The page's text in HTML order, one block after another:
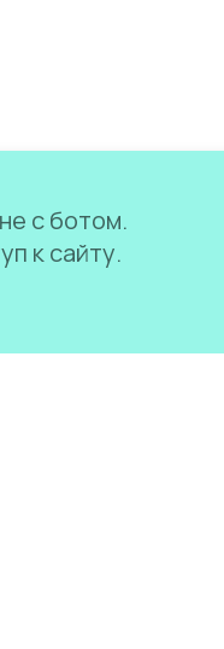
с ботом.
к сайту.